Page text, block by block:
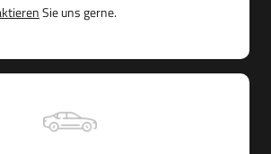
Sie uns gerne.